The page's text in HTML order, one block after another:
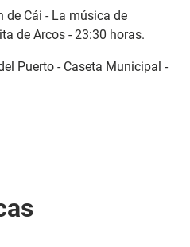
de Cái - La música de
de Arcos - 23:30 horas.
Puerto - Caseta Municipal -